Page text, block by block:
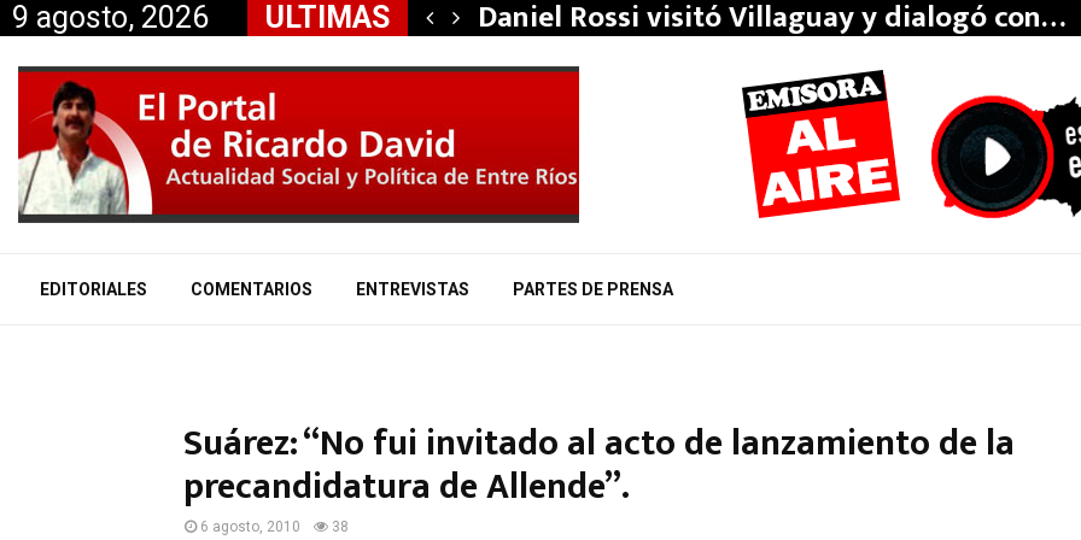
9 agosto, 2026 ULTIMAS
a Mauricio «Palito»… Daniel Rossi visitó Villaguay y dialogó con…
EDITORIALES COMENTARIOS ENTREVISTAS PARTES DE PRENSA
Suárez: “No fui invitado al acto de lanzamiento de la
precandidatura de Allende”.
6 agosto, 2010 38